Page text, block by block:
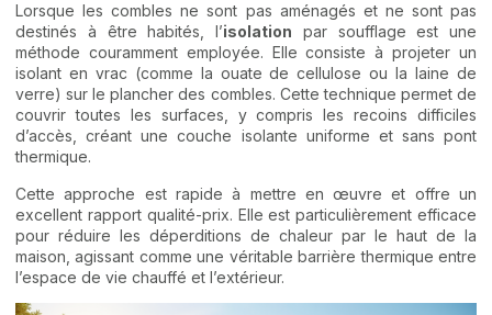
Lorsque les combles ne sont pas aménagés et ne sont pas
destinés à être habités, l’isolation par soufflage est une
méthode couramment employée. Elle consiste à projeter un
isolant en vrac (comme la ouate de cellulose ou la laine de
verre) sur le plancher des combles. Cette technique permet de
couvrir toutes les surfaces, y compris les recoins difficiles
d’accès, créant une couche isolante uniforme et sans pont
thermique.
Cette approche est rapide à mettre en œuvre et offre un
excellent rapport qualité-prix. Elle est particulièrement efficace
pour réduire les déperditions de chaleur par le haut de la
maison, agissant comme une véritable barrière thermique entre
l’espace de vie chauffé et l’extérieur.